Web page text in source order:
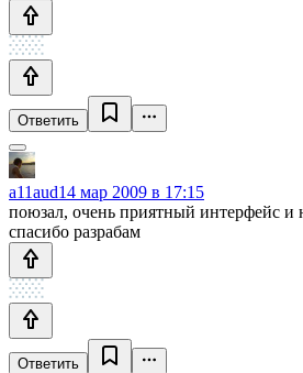
Ответить
a11aud14 мар 2009 в 17:15
поюзал, очень приятный интерфейс и
спасибо разрабам
Ответить